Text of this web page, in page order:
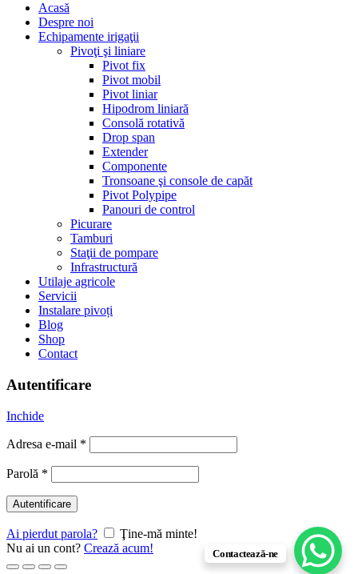
Contactează-ne
Acasă
Despre noi
Echipamente irigaţii
Pivoţi şi liniare
Pivot fix
Pivot mobil
Pivot liniar
Hipodrom liniară
Consolă rotativă
Drop span
Extender
Componente
Tronsoane şi console de capăt
Pivot Polypipe
Panouri de control
Picurare
Tamburi
Staţii de pompare
Infrastructură
Utilaje agricole
Servicii
Instalare pivoți
Blog
Shop
Contact
Autentificare
Inchide
Adresa e-mail *
Parolă *
Autentificare
Ai pierdut parola?
Ţine-mă minte!
Nu ai un cont? Crează acum!